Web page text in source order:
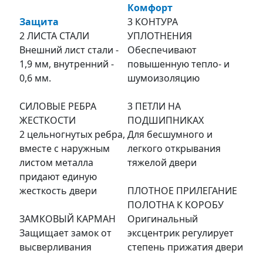
Защита
2 ЛИСТА СТАЛИ
Внешний лист стали -
1,9 мм, внутренний -
0,6 мм.
СИЛОВЫЕ РЕБРА
ЖЕСТКОСТИ
2 цельногнутых ребра,
вместе с наружным
листом металла
придают единую
жесткость двери
ЗАМКОВЫЙ КАРМАН
Защищает замок от
высверливания
Комфорт
3 КОНТУРА
УПЛОТНЕНИЯ
Обеспечивают
повышенную тепло- и
шумоизоляцию
3 ПЕТЛИ НА
ПОДШИПНИКАХ
Для бесшумного и
легкого открывания
тяжелой двери
ПЛОТНОЕ ПРИЛЕГАНИЕ
ПОЛОТНА К КОРОБУ
Оригинальный
эксцентрик регулирует
степень прижатия двери